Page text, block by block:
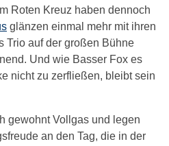
Roten Kreuz haben dennoch
glänzen einmal mehr mit ihren
Trio auf der großen Bühne
Und wie Basser Fox es
nicht zu zerfließen, bleibt sein
gewohnt Vollgas und legen
an den Tag, die in der